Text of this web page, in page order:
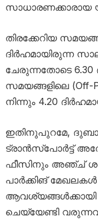
സാധാരണക്കാരായ
തിരക്കേറിയ
ദിർഹമായിരുന്ന
ചേരുന്നതോടെ 6.30
സമയങ്ങളിലെ (Off-
നിന്നും 4.20
ഇതിനുപുറമേ,
ട്രാൻസ്‌പോർട്ട്
ഫീസിനും അഞ്ച്
പാർക്കിങ്
ആവശ്യങ്ങൾക്കായി
ചെയ്യേണ്ടി